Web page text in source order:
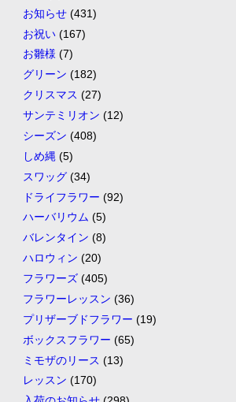
お知らせ(431)
お祝い(167)
お雛様 (7)
グリーン (182)
クリスマス (27)
サンテミリオン (12)
シーズン (408)
しめ縄 (5)
スワッグ(34)
ドライフラワー (92)
ハーバリウム (5)
バレンタイン (8)
ハロウィン (20)
フラワーズ(405)
フラワーレッスン (36)
プリザーブドフラワー (19)
ボックスフラワー (65)
ミモザのリース (13)
レッスン (170)